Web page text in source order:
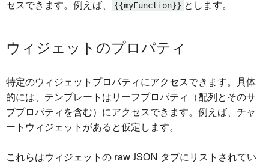
セスできます。例えば、
{{myFunction}} とします。
ウィジェットのプロパティ
特定のウィジェットプロパティにアクセスできます。具体
的には、テンプレートはリーフプロパティ（配列とそのサ
ブプロパティを含む）にアクセスできます。例えば、チャ
ートウィジェットがあると仮定します。
これらはウィジェットの raw JSON タブにリストされてい